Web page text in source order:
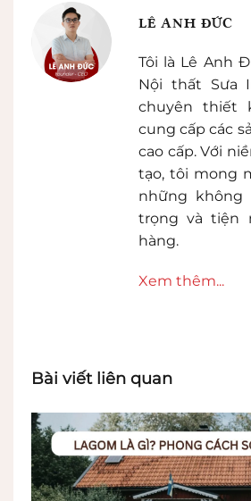
LÊ ANH ĐỨC
Tôi là Lê Anh
Nội thất Sưa
chuyên thiết
cung cấp các
cao cấp. Với
tạo, tôi mong
những không
trọng và tiện
hàng.
Xem thêm...
Bài viết liên quan